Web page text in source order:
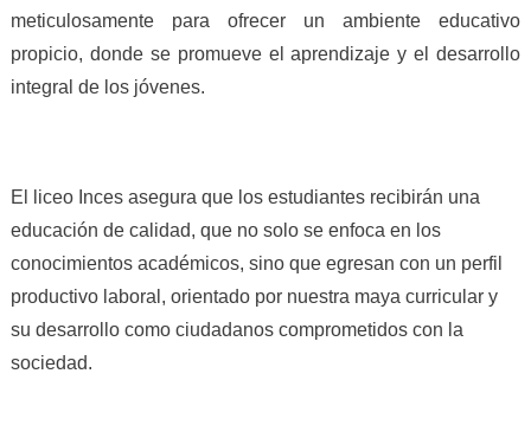
meticulosamente para ofrecer un ambiente educativo
propicio, donde se promueve el aprendizaje y el desarrollo
integral de los jóvenes.
El liceo Inces asegura que los estudiantes recibirán una
educación de calidad, que no solo se enfoca en los
conocimientos académicos, sino que egresan con un perfil
productivo laboral, orientado por nuestra maya curricular y
su desarrollo como ciudadanos comprometidos con la
sociedad.